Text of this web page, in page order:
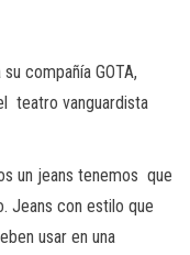
compañía GOTA,
teatro vanguardista
un jeans tenemos que
Jeans con estilo que
usar en una